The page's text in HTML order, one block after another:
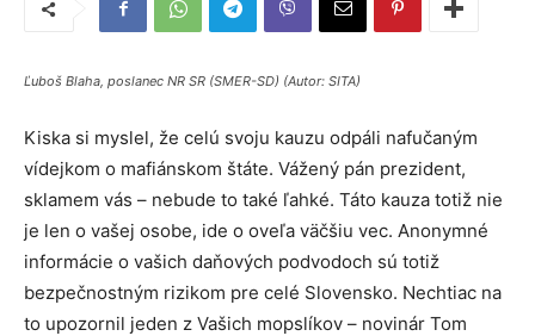
Ľuboš Blaha, poslanec NR SR (SMER-SD) (Autor: SITA)
Kiska si myslel, že celú svoju kauzu odpáli nafučaným
vídejkom o mafiánskom štáte. Vážený pán prezident,
sklamem vás – nebude to také ľahké. Táto kauza totiž nie
je len o vašej osobe, ide o oveľa väčšiu vec. Anonymné
informácie o vašich daňových podvodoch sú totiž
bezpečnostným rizikom pre celé Slovensko. Nechtiac na
to upozornil jeden z Vašich mopslíkov – novinár Tom